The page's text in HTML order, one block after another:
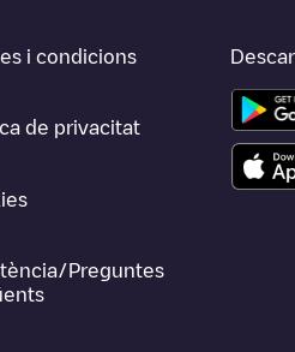
i condicions
de privacitat
Preguntes